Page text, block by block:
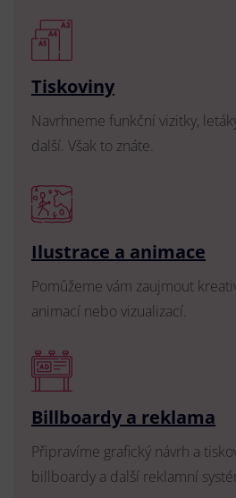
Tiskoviny
Navrhneme funkční vizitky,
další. Však to znáte.
Ilustrace a animace
Pomůžeme vám zaujmout
animací nebo vizualizací.
Billboardy a reklama
Připravíme grafický návrh a
billboardy a další reklamní